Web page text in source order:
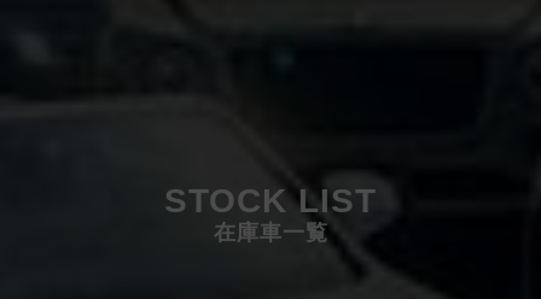
STOCK LIST
在庫車一覧